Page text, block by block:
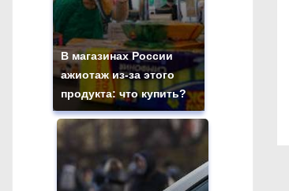
В магазинах России
ажиотаж из-за этого
продукта: что купить?